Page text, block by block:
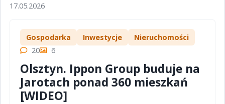
17.05.2026
Gospodarka Inwestycje
Nieruchomości
20
6
Olsztyn. Ippon Group buduje na
Jarotach ponad 360 mieszkań
[WIDEO]